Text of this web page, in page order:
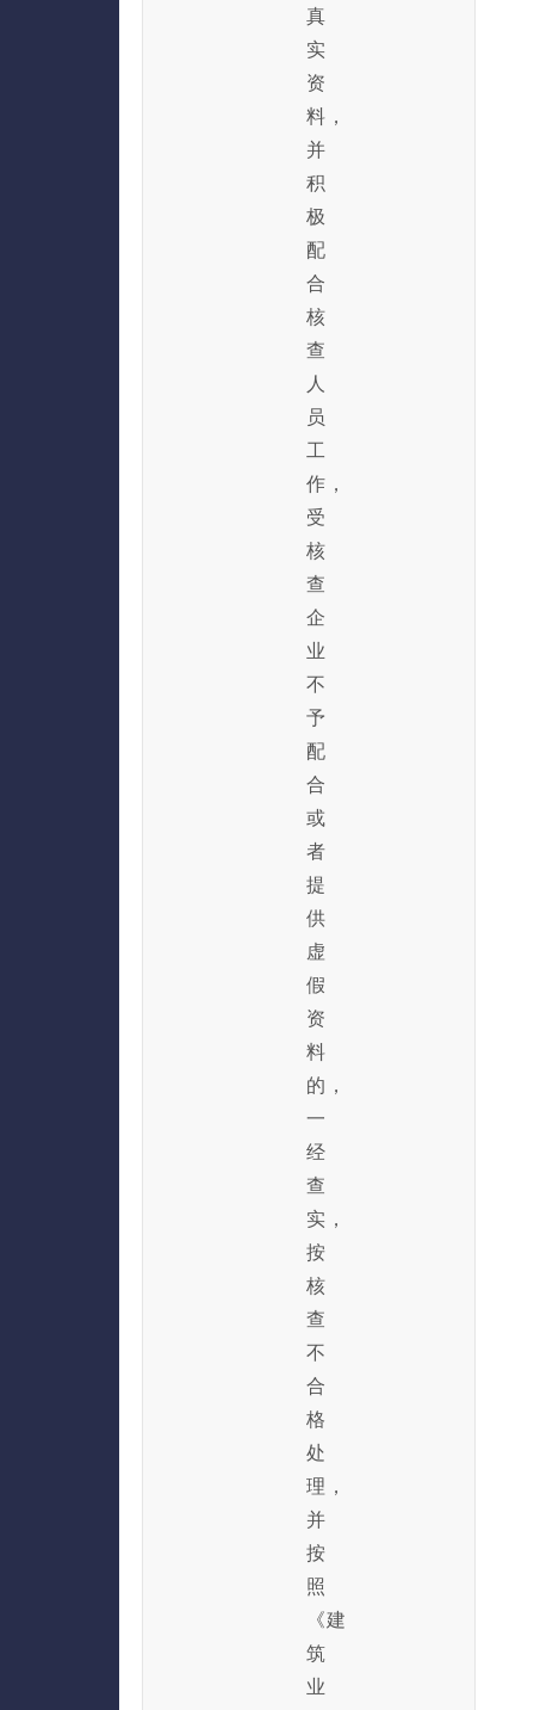
真
实
资
料，
并
积
极
配
合
核
查
人
员
工
作，
受
核
查
企
业
不
予
配
合
或
者
提
供
虚
假
资
料
的，
一
经
查
实，
按
核
查
不
合
格
处
理，
并
按
照
《建
筑
业